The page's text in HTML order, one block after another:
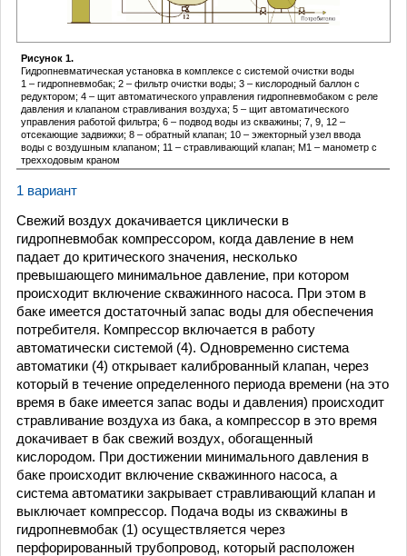
Рисунок 1.
Гидропневматическая установка в комплексе с системой очистки воды
1 – гидропневмобак; 2 – фильтр очистки воды; 3 – кислородный баллон с
редуктором; 4 – щит автоматического управления гидропневмобаком с реле
давления и клапаном стравливания воздуха; 5 – щит автоматического
управления работой фильтра; 6 – подвод воды из скважины; 7, 9, 12 –
отсекающие задвижки; 8 – обратный клапан; 10 – эжекторный узел ввода
воды с воздушным клапаном; 11 – стравливающий клапан; М1 – манометр с
трехходовым краном
1 вариант
Свежий воздух докачивается циклически в
гидропневмобак компрессором, когда давление в нем
падает до критического значения, несколько
превышающего минимальное давление, при котором
происходит включение скважинного насоса. При этом в
баке имеется достаточный запас воды для обеспечения
потребителя. Компрессор включается в работу
автоматически системой (4). Одновременно система
автоматики (4) открывает калиброванный клапан, через
который в течение определенного периода времени (на это
время в баке имеется запас воды и давления) происходит
стравливание воздуха из бака, а компрессор в это время
докачивает в бак свежий воздух, обогащенный
кислородом. При достижении минимального давления в
баке происходит включение скважинного насоса, а
система автоматики закрывает стравливающий клапан и
выключает компрессор. Подача воды из скважины в
гидропневмобак (1) осуществляется через
перфорированный трубопровод, который расположен